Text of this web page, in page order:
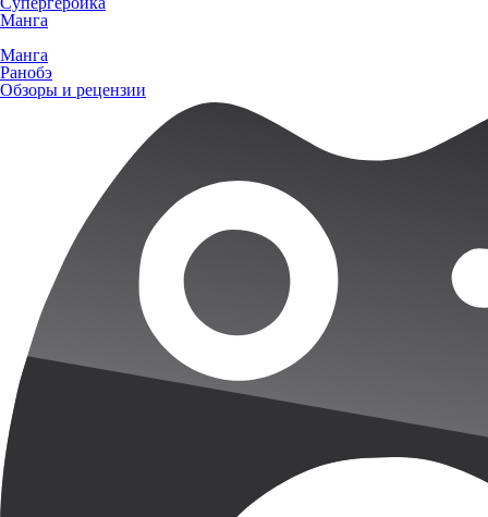
Манга
Манга
Ранобэ
Обзоры и рецензии